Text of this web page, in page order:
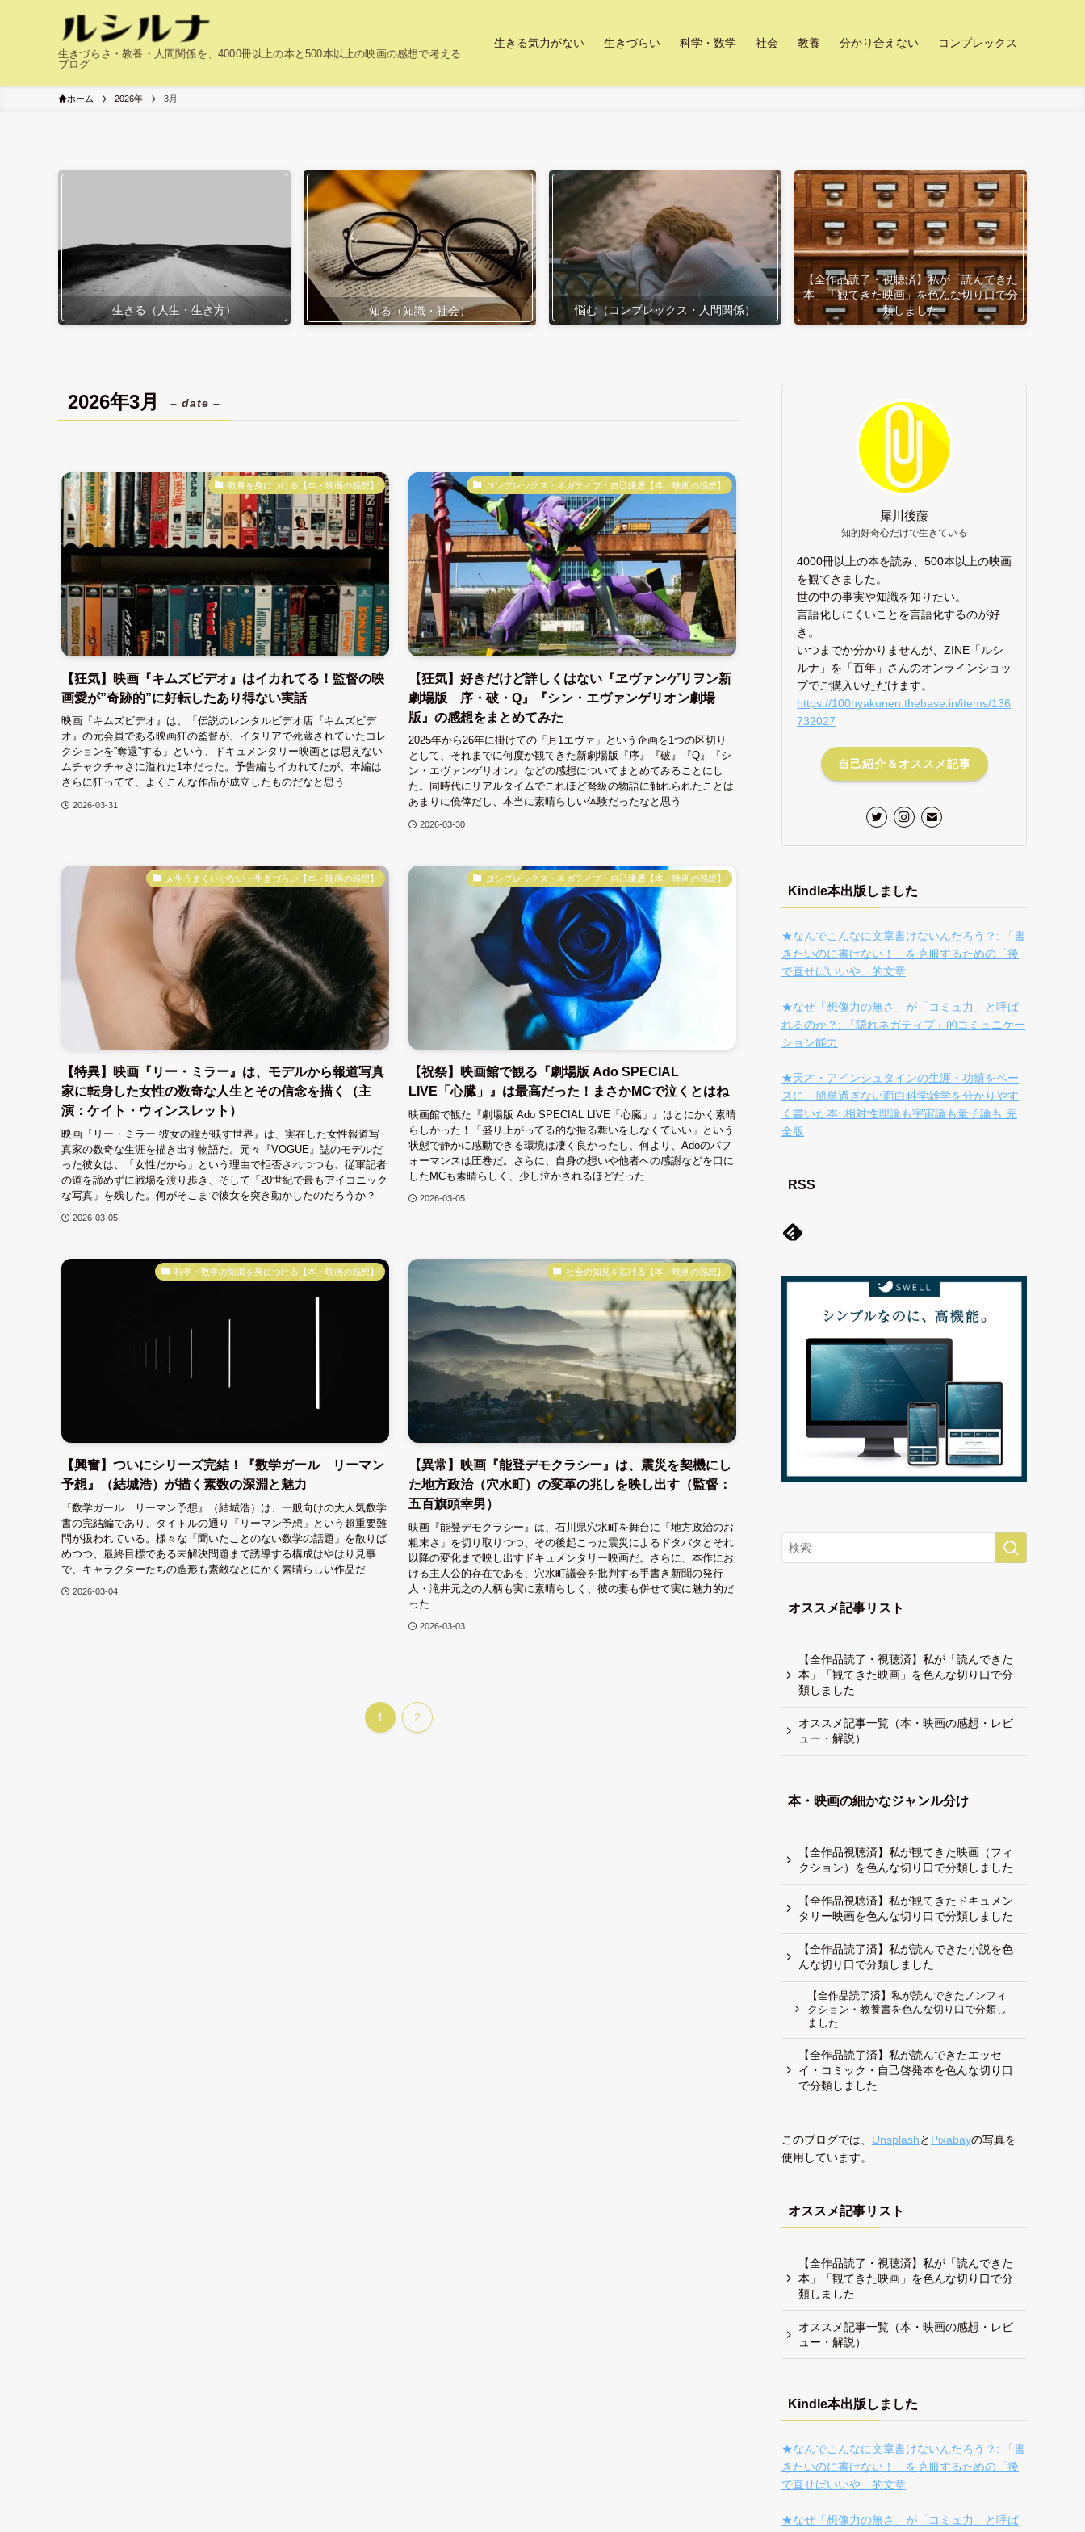
生きづらさ・教養・人間関係を、4000冊以上の本と500本以上の映画の感想で考える
ブログ
生きる気力がない 生きづらい 科学・数学 社会 教養 分かり合えない コンプレックス
ホーム 2026年 3月
生きる（人生・生き方） 知る（知識・社会） 悩む（コンプレックス・人間関係）
【全作品読了・視聴済】私が「読んできた
本」「観てきた映画」を色んな切り口で分
類しました
2026年3月 – date –
教養を身につける【本・映画の感想】
【狂気】映画『キムズビデオ』はイカれてる！監督の映
画愛が”奇跡的”に好転したあり得ない実話
映画『キムズビデオ』は、「伝説のレンタルビデオ店『キムズビデ
オ』の元会員である映画狂の監督が、イタリアで死蔵されていたコレ
クションを”奪還”する」という、ドキュメンタリー映画とは思えない
ムチャクチャさに溢れた1本だった。予告編もイカれてたが、本編は
さらに狂ってて、よくこんな作品が成立したものだなと思う
2026-03-31
コンプレックス・ネガティブ・自己嫌悪【本・映画の感想】
【狂気】好きだけど詳しくはない『ヱヴァンゲリヲン新
劇場版 序・破・Q』『シン・エヴァンゲリオン劇場
版』の感想をまとめてみた
2025年から26年に掛けての「月1エヴァ」という企画を1つの区切り
として、それまでに何度か観てきた新劇場版『序』『破』『Q』『シ
ン・エヴァンゲリオン』などの感想についてまとめてみることにし
た。同時代にリアルタイムでこれほど弩級の物語に触れられたことは
あまりに僥倖だし、本当に素晴らしい体験だったなと思う
2026-03-30
人生うまくいかない・生きづらい【本・映画の感想】
【特異】映画『リー・ミラー』は、モデルから報道写真
家に転身した女性の数奇な人生とその信念を描く（主
演：ケイト・ウィンスレット）
映画『リー・ミラー 彼⼥の瞳が映す世界』は、実在した女性報道写
真家の数奇な生涯を描き出す物語だ。元々『VOGUE』誌のモデルだ
った彼女は、「女性だから」という理由で拒否されつつも、従軍記者
の道を諦めずに戦場を渡り歩き、そして「20世紀で最もアイコニック
な写真」を残した。何がそこまで彼女を突き動かしたのだろうか？
2026-03-05
コンプレックス・ネガティブ・自己嫌悪【本・映画の感想】
【祝祭】映画館で観る『劇場版 Ado SPECIAL
LIVE「心臓」』は最高だった！まさかMCで泣くとはね
映画館で観た『劇場版 Ado SPECIAL LIVE「心臓」』はとにかく素晴
らしかった！「盛り上がってる的な振る舞いをしなくていい」という
状態で静かに感動できる環境は凄く良かったし、何より、Adoのパフ
ォーマンスは圧巻だ。さらに、自身の想いや他者への感謝などを口に
したMCも素晴らしく、少し泣かされるほどだった
2026-03-05
科学・数学の知識を身につける【本・映画の感想】
【興奮】ついにシリーズ完結！『数学ガール リーマン
予想』（結城浩）が描く素数の深淵と魅力
『数学ガール リーマン予想』（結城浩）は、一般向けの大人気数学
書の完結編であり、タイトルの通り「リーマン予想」という超重要難
問が扱われている。様々な「聞いたことのない数学の話題」を散りば
めつつ、最終目標である未解決問題まで誘導する構成はやはり見事
で、キャラクターたちの造形も素敵なとにかく素晴らしい作品だ
2026-03-04
社会の知見を広げる【本・映画の感想】
【異常】映画『能登デモクラシー』は、震災を契機にし
た地方政治（穴水町）の変革の兆しを映し出す（監督：
五百旗頭幸男）
映画『能登デモクラシー』は、石川県穴水町を舞台に「地方政治のお
粗末さ」を切り取りつつ、その後起こった震災によるドタバタとそれ
以降の変化まで映し出すドキュメンタリー映画だ。さらに、本作にお
ける主人公的存在である、穴水町議会を批判する手書き新聞の発行
人・滝井元之の人柄も実に素晴らしく、彼の妻も併せて実に魅力的だ
った
2026-03-03
1 2
犀川後藤
知的好奇心だけで生きている
4000冊以上の本を読み、500本以上の映画
を観てきました。
世の中の事実や知識を知りたい。
言語化しにくいことを言語化するのが好
き。
いつまでか分かりませんが、ZINE「ルシ
ルナ」を「百年」さんのオンラインショッ
プでご購入いただけます。
https://100hyakunen.thebase.in/items/136
732027
自己紹介＆オススメ記事
Kindle本出版しました
★なんでこんなに文章書けないんだろう？: 「書
きたいのに書けない！」を克服するための「後
で直せばいいや」的文章
★なぜ「想像力の無さ」が「コミュ力」と呼ば
れるのか？: 「隠れネガティブ」的コミュニケー
ション能力
★天才・アインシュタインの生涯・功績をベー
スに、簡単過ぎない面白科学雑学を分かりやす
く書いた本: 相対性理論も宇宙論も量子論も 完
全版
RSS
オススメ記事リスト
【全作品読了・視聴済】私が「読んできた
本」「観てきた映画」を色んな切り口で分
類しました
オススメ記事一覧（本・映画の感想・レビ
ュー・解説）
本・映画の細かなジャンル分け
【全作品視聴済】私が観てきた映画（フィ
クション）を色んな切り口で分類しました
【全作品視聴済】私が観てきたドキュメン
タリー映画を色んな切り口で分類しました
【全作品読了済】私が読んできた小説を色
んな切り口で分類しました
【全作品読了済】私が読んできたノンフィ
クション・教養書を色んな切り口で分類し
ました
【全作品読了済】私が読んできたエッセ
イ・コミック・自己啓発本を色んな切り口
で分類しました
このブログでは、 Unsplashと Pixabayの写真を
使用しています。
オススメ記事リスト
【全作品読了・視聴済】私が「読んできた
本」「観てきた映画」を色んな切り口で分
類しました
オススメ記事一覧（本・映画の感想・レビ
ュー・解説）
Kindle本出版しました
★なんでこんなに文章書けないんだろう？: 「書
きたいのに書けない！」を克服するための「後
で直せばいいや」的文章
★なぜ「想像力の無さ」が「コミュ力」と呼ば